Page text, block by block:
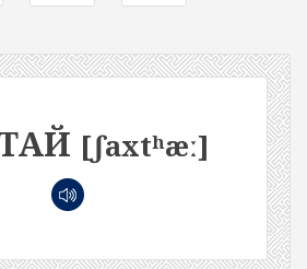
[ʃaxtʰæː]